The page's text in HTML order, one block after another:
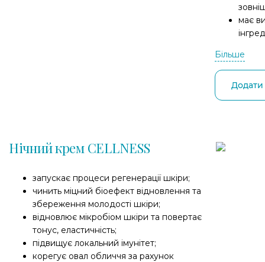
має
Більше
Нічний крем CELLNESS
запускає процеси регенерації шкіри;
чинить міцний біоефект відновлення та
збереження молодості шкіри;
відновлює мікробіом шкіри та повертає
тонус, еластичність;
підвищує локальний імунітет;
корегує овал обличчя за рахунок